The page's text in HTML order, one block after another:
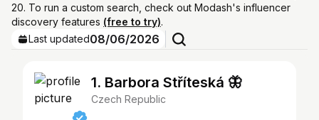
20. To run a custom search, check out Modash's influencer
discovery features (free to try).
Last updated08/06/2026
1. Barbora Stříteská 🦋
Czech Republic